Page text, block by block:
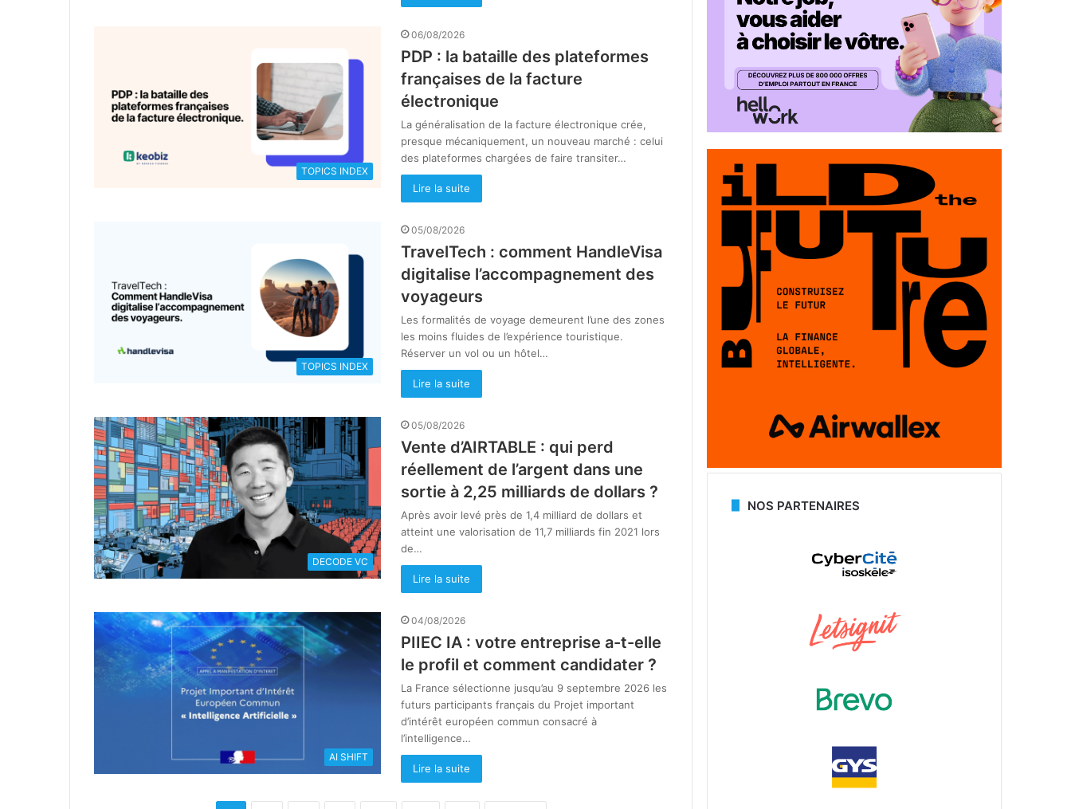
TOPICS INDEX
06/08/2026
PDP : la bataille des plateformes
françaises de la facture
électronique
La généralisation de la facture électronique crée,
presque mécaniquement, un nouveau marché : celui
des plateformes chargées de faire transiter…
Lire la suite
TOPICS INDEX
05/08/2026
TravelTech : comment HandleVisa
digitalise l’accompagnement des
voyageurs
Les formalités de voyage demeurent l’une des zones
les moins fluides de l’expérience touristique.
Réserver un vol ou un hôtel…
Lire la suite
DECODE VC
05/08/2026
Vente d’AIRTABLE : qui perd
réellement de l’argent dans une
sortie à 2,25 milliards de dollars ?
Après avoir levé près de 1,4 milliard de dollars et
atteint une valorisation de 11,7 milliards fin 2021 lors
de…
Lire la suite
AI SHIFT
04/08/2026
PIIEC IA : votre entreprise a-t-elle
le profil et comment candidater ?
La France sélectionne jusqu’au 9 septembre 2026 les
futurs participants français du Projet important
d’intérêt européen commun consacré à
l’intelligence…
Lire la suite
NOS PARTENAIRES